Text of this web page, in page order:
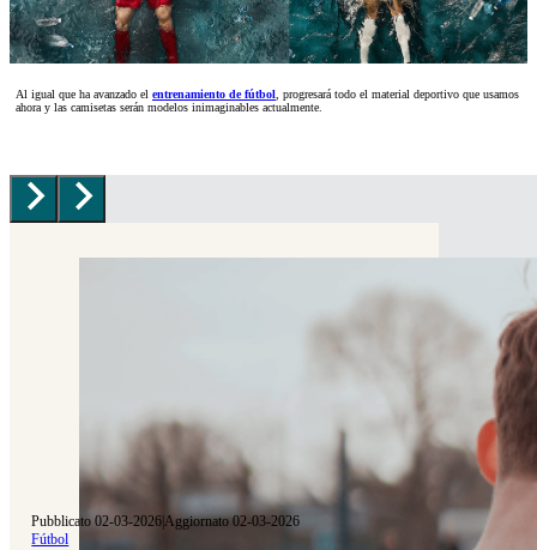
Al igual que ha avanzado el entrenamiento de fútbol , progresará todo el material deportivo que usamos
ahora y las camisetas serán modelos inimaginables actualmente.
Pubblicato 02-03-2026|Aggiornato 02-03-2026
Fútbol